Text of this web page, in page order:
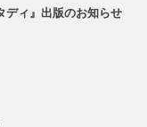
ディ』出版のお知らせ